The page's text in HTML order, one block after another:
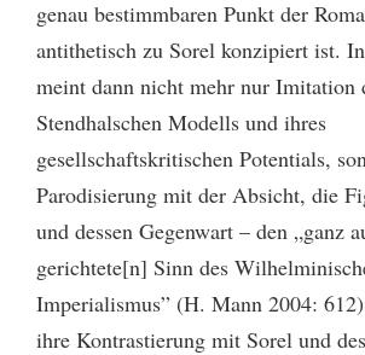
genau bestimmbaren Punkt der
antithetisch zu Sorel konzipiert ist.
meint dann nicht mehr nur Imitation
Stendhalschen Modells und ihres
gesellschaftskritischen Potentials,
Parodisierung mit der Absicht, die
und dessen Gegenwart – den „ganz
gerichtete[n] Sinn des
Imperialismus” (H. Mann 2004: 612)
ihre Kontrastierung mit Sorel und